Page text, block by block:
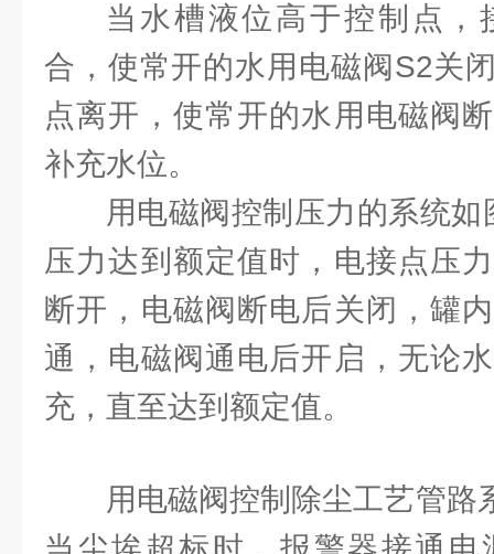
当水槽液位高于控制点，
合，使常开的水用电磁阀S2关
点离开，使常开的水用电磁阀
补充水位。
用电磁阀控制压力的系统
压力达到额定值时，电接点压
断开，电磁阀断电后关闭，罐
通，电磁阀通电后开启，无论
充，直至达到额定值。
用电磁阀控制除尘工艺管路